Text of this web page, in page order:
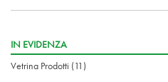
IN EVIDENZA
Vetrina Prodotti (11)